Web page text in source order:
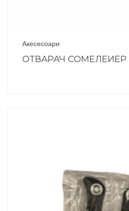
Акесесоари
ОТВАРАЧ СОМЕЛЕИЕР